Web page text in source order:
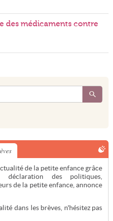
des médicaments contre
de la petite enfance grâce
des politiques,
de la petite enfance, annonce
dans les brèves, n'hésitez pas